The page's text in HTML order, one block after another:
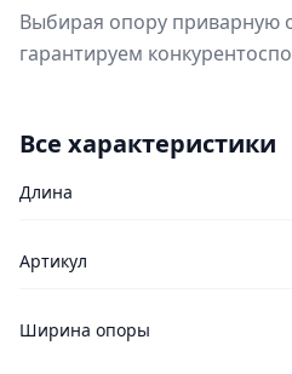
Выбирая опору приварную
гарантируем
Все характеристики
Длина
Артикул
Ширина опоры